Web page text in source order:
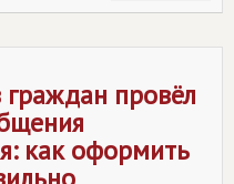
провёл
как оформить